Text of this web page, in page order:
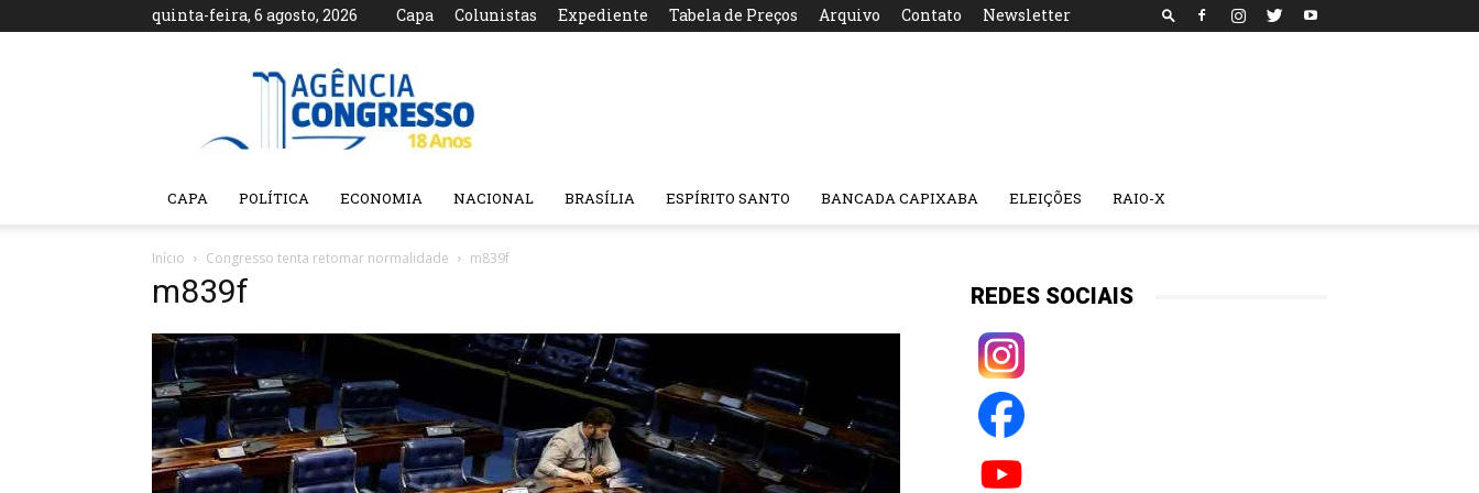
quinta-feira, 6 agosto, 2026 Capa Colunistas Expediente Tabela de Preços Arquivo Contato Newsletter
Agência
CAPA POLÍTICA ECONOMIA NACIONAL BRASÍLIA ESPÍRITO SANTO BANCADA CAPIXABA ELEIÇÕES RAIO-X
Início Congresso tenta retomar normalidade m839f
m839f REDES SOCIAIS